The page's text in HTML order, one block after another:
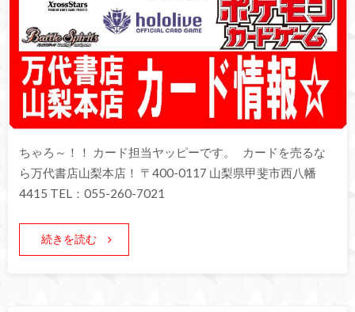
ちゃろ～！！ カード担当ヤッピーです。 カードを売るな
ら万代書店山梨本店！ 〒400-0117 山梨県甲斐市西八幡
4415 TEL：055-260-7021
続きを読む